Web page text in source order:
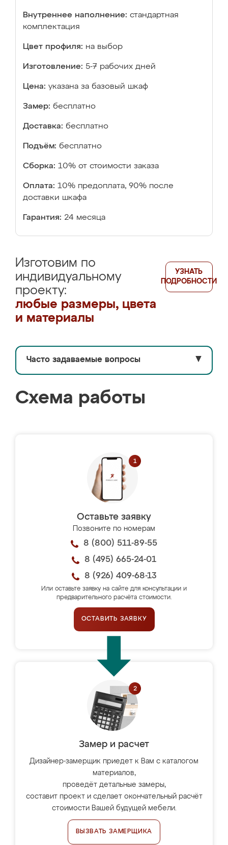
Внутреннее наполнение: стандартная
комплектация
Цвет профиля: на выбор
Изготовление: 5-7 рабочих дней
Цена: указана за базовый шкаф
Замер: бесплатно
Доставка: бесплатно
Подъём: бесплатно
Сборка: 10% от стоимости заказа
Оплата: 10% предоплата, 90% после
доставки шкафа
Гарантия: 24 месяца
Изготовим по
индивидуальному
проекту:
любые размеры, цвета
и материалы
УЗНАТЬ
ПОДРОБНОСТИ
Часто задаваемые вопросы ▼
Схема работы
Оставьте заявку
Позвоните по номерам
8 (800) 511-89-55
8 (495) 665-24-01
8 (926) 409-68-13
Или оставьте заявку на сайте для консультации и
предварительного расчёта стоимости.
ОСТАВИТЬ ЗАЯВКУ
Замер и расчет
Дизайнер-замерщик приедет к Вам с каталогом
материалов,
проведёт детальные замеры,
составит проект и сделает окончательный расчёт
стоимости Вашей будущей мебели.
ВЫЗВАТЬ ЗАМЕРЩИКА